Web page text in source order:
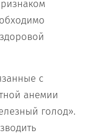
с
анемии
голод».